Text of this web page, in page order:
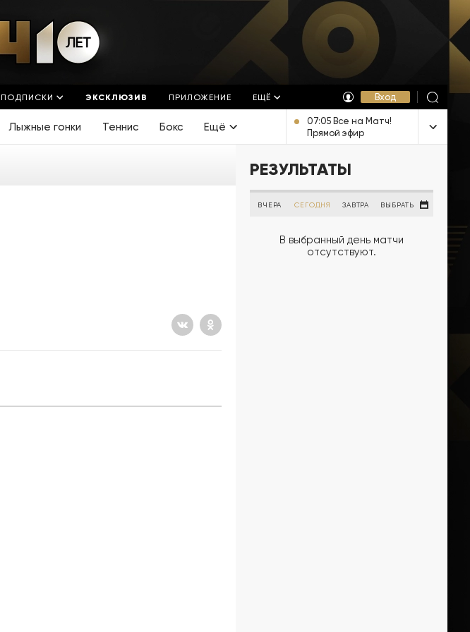
ПОДПИСКИ ЭКСКЛЮЗИВ ПРИЛОЖЕНИЕ ЕЩЁ Вход
Лыжные гонки Теннис Бокс Ещё
07:05 Все на Матч!
Прямой эфир
РЕЗУЛЬТАТЫ
ВЧЕРА СЕГОДНЯ ЗАВТРА ВЫБРАТЬ
В выбранный день матчи
отсутствуют.